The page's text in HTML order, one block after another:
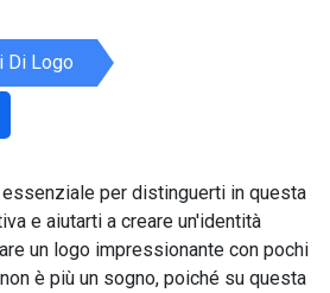
Di Logo
per distinguerti in questa
e aiutarti a creare un'identità
un logo impressionante con pochi
è più un sogno, poiché su questa